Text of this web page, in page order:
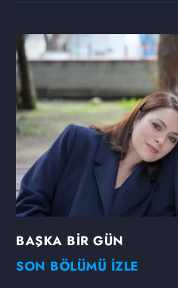
BAŞKA BİR GÜN
SON BÖLÜMÜ İZLE